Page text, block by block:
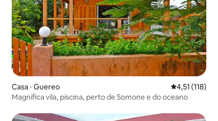
Casa ⋅ Guereo 4,51 de uma
4,51 (118)
Magnífica vila, piscina, perto de Somone e do oceano